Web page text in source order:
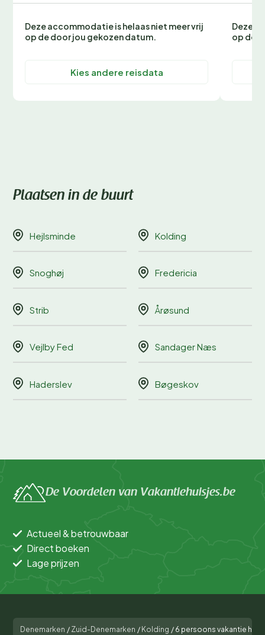
Deze accommodatie is helaas niet meer vrij
op de door jou gekozen datum.
Kies andere reisdata
Deze
op de
Plaatsen in de buurt
Hejlsminde Kolding
Snoghøj Fredericia
Strib Årøsund
Vejlby Fed Sandager Næs
Haderslev Bøgeskov
De Voordelen van Vakantiehuisjes.be
Actueel & betrouwbaar
Direct boeken
Lage prijzen
Denemarken / Zuid-Denemarken / Kolding / 6 persoons vakantie huis